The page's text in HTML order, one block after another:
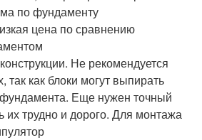
по фундаменту
цена по сравнению
Не рекомендуется
так как блоки могут выпирать
Еще нужен точный
их трудно и дорого. Для монтажа